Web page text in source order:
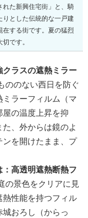
た新興住宅街」と、騎
とした伝統的な一戸建
する街です。夏の猛烈
です。
ラスの遮熱ミラー
ののない西日を防ぐ
ラーフィルム（マ
の温度上昇を抑
、外からは鏡のよ
を開けたまま、プ
高透明遮熱断熱フ
の景色をクリアに見
性能を持つフィル
おろし（からっ